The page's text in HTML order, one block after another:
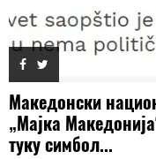
Македонски
„Мајка
туку симбол...